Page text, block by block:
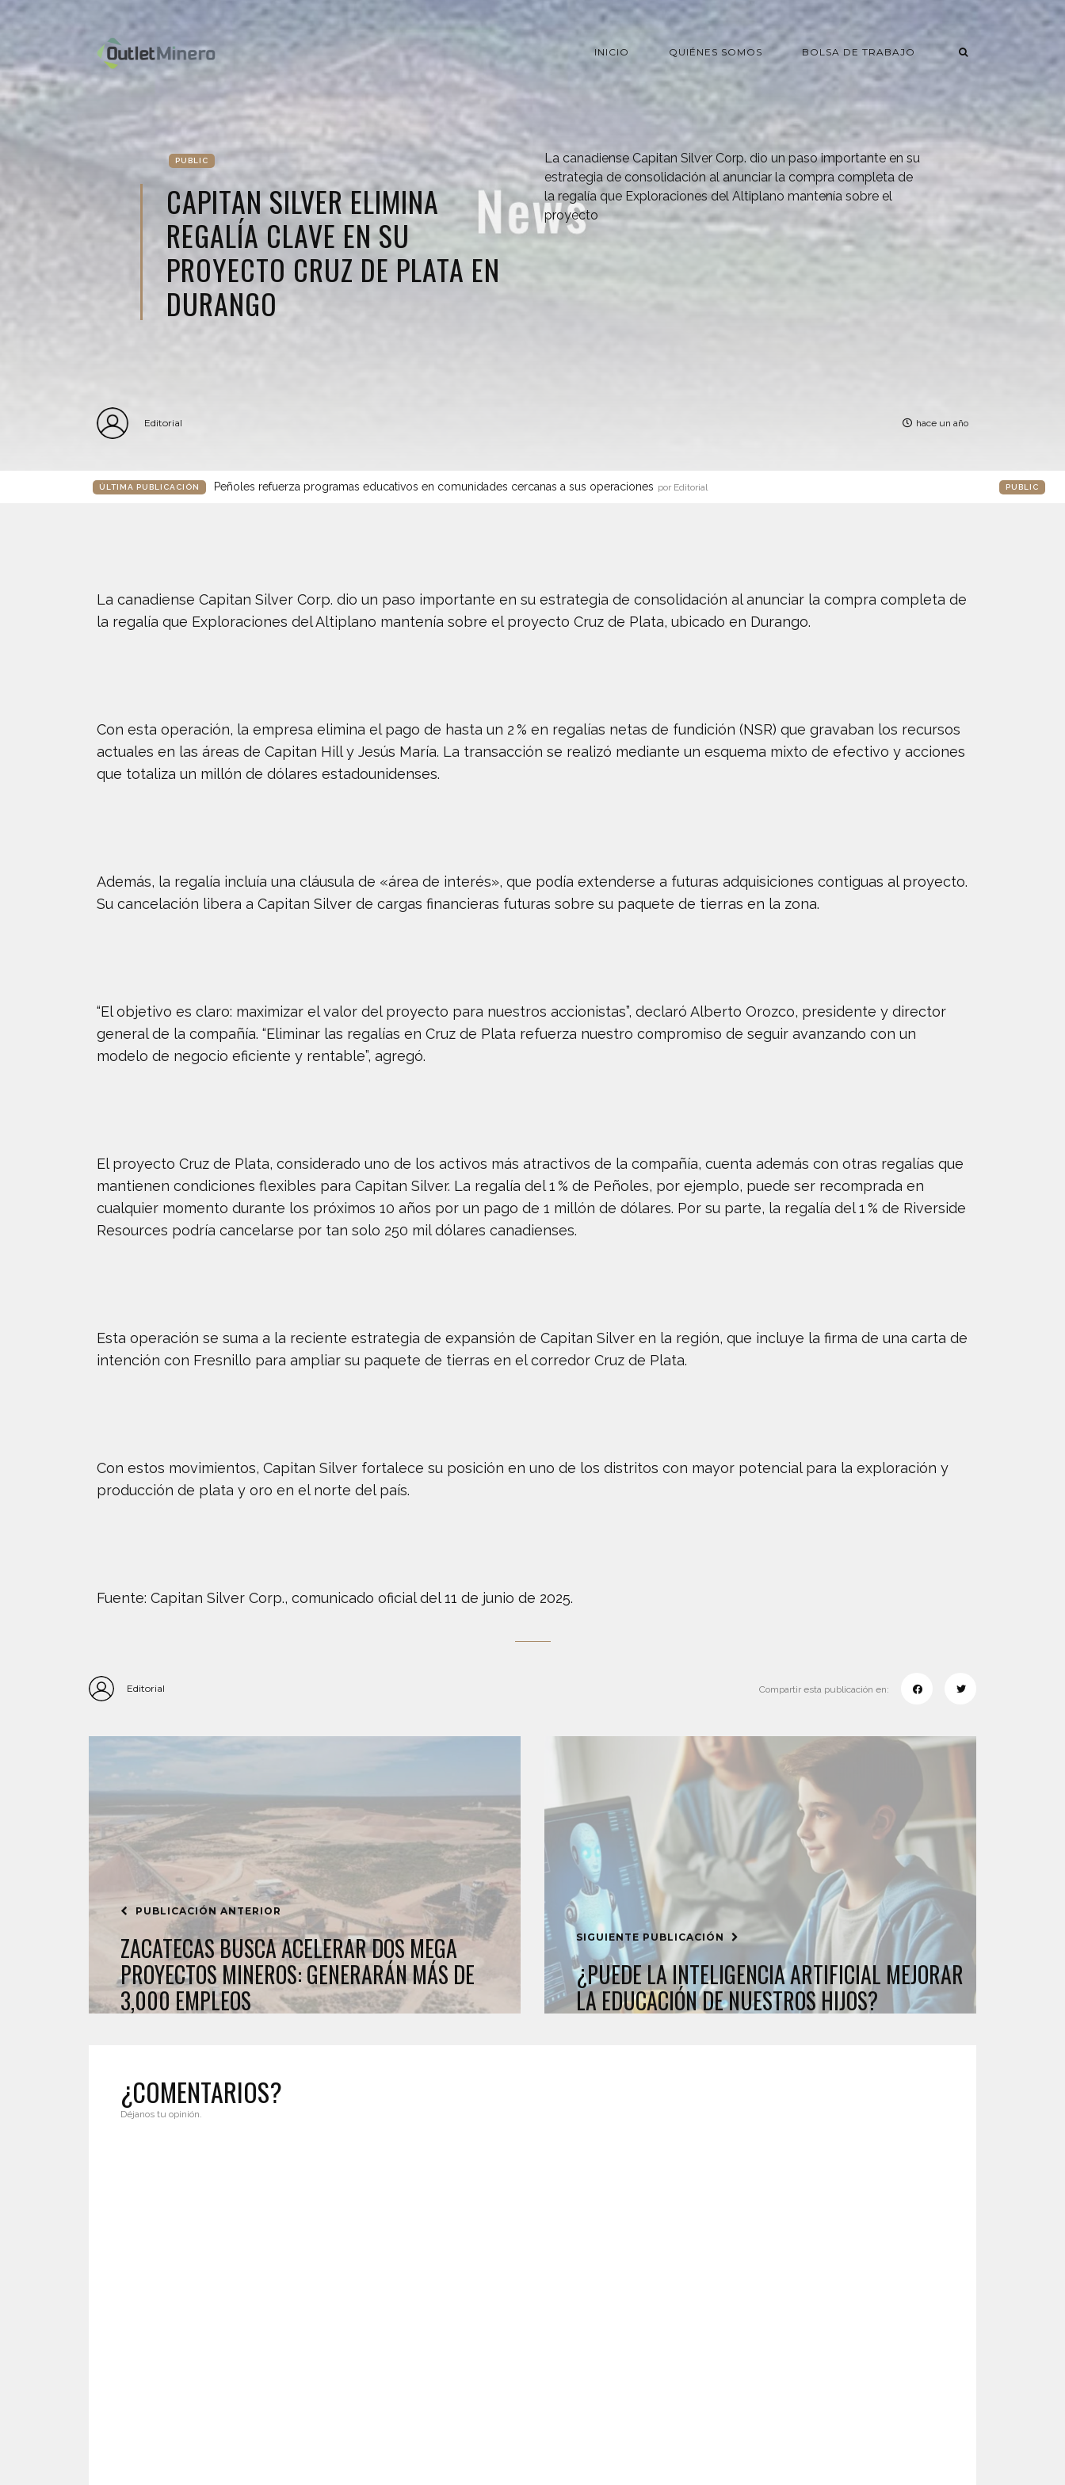
INICIO QUIÉNES SOMOS BOLSA DE TRABAJO
PUBLIC
CAPITAN SILVER ELIMINA
REGALÍA CLAVE EN SU
PROYECTO CRUZ DE PLATA EN
DURANGO
La canadiense Capitan Silver Corp. dio un paso importante en su
estrategia de consolidación al anunciar la compra completa de
la regalía que Exploraciones del Altiplano mantenía sobre el
proyecto
Editorial hace un año
ÚLTIMA PUBLICACIÓN Peñoles refuerza programas educativos en comunidades cercanas a sus operaciones por Editorial PUBLIC
La canadiense Capitan Silver Corp. dio un paso importante en su estrategia de consolidación al anunciar la compra completa de
la regalía que Exploraciones del Altiplano mantenía sobre el proyecto Cruz de Plata, ubicado en Durango.
Con esta operación, la empresa elimina el pago de hasta un 2 % en regalías netas de fundición (NSR) que gravaban los recursos
actuales en las áreas de Capitan Hill y Jesús María. La transacción se realizó mediante un esquema mixto de efectivo y acciones
que totaliza un millón de dólares estadounidenses.
Además, la regalía incluía una cláusula de «área de interés», que podía extenderse a futuras adquisiciones contiguas al proyecto.
Su cancelación libera a Capitan Silver de cargas financieras futuras sobre su paquete de tierras en la zona.
“El objetivo es claro: maximizar el valor del proyecto para nuestros accionistas”, declaró Alberto Orozco, presidente y director
general de la compañía. “Eliminar las regalías en Cruz de Plata refuerza nuestro compromiso de seguir avanzando con un
modelo de negocio eficiente y rentable”, agregó.
El proyecto Cruz de Plata, considerado uno de los activos más atractivos de la compañía, cuenta además con otras regalías que
mantienen condiciones flexibles para Capitan Silver. La regalía del 1 % de Peñoles, por ejemplo, puede ser recomprada en
cualquier momento durante los próximos 10 años por un pago de 1 millón de dólares. Por su parte, la regalía del 1 % de Riverside
Resources podría cancelarse por tan solo 250 mil dólares canadienses.
Esta operación se suma a la reciente estrategia de expansión de Capitan Silver en la región, que incluye la firma de una carta de
intención con Fresnillo para ampliar su paquete de tierras en el corredor Cruz de Plata.
Con estos movimientos, Capitan Silver fortalece su posición en uno de los distritos con mayor potencial para la exploración y
producción de plata y oro en el norte del país.
Fuente: Capitan Silver Corp., comunicado oficial del 11 de junio de 2025.
Editorial Compartir esta publicación en:
PUBLICACIÓN ANTERIOR
ZACATECAS BUSCA ACELERAR DOS MEGA
PROYECTOS MINEROS: GENERARÁN MÁS DE
3,000 EMPLEOS
SIGUIENTE PUBLICACIÓN
¿PUEDE LA INTELIGENCIA ARTIFICIAL MEJORAR
LA EDUCACIÓN DE NUESTROS HIJOS?
¿COMENTARIOS?
Déjanos tu opinión.